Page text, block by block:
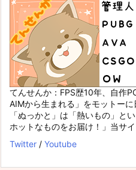
てんせんか：FPS歴10年、自作
AIMから生まれる」をモットーに
「ぬっかと」は「熱いもの」と
ホットなものをお届け！」当サ
Twitter / Youtube